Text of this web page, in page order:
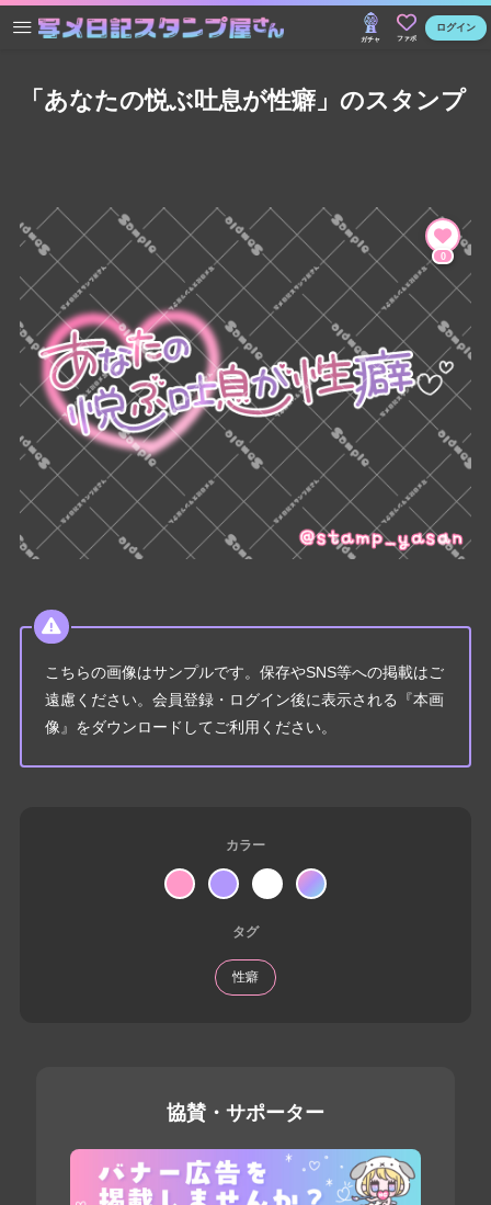
ガチャ ファボ
ログイン
「あなたの悦ぶ吐息が性癖」のスタンプ
0
こちらの画像はサンプルです。保存やSNS等への掲載はご
遠慮ください。会員登録・ログイン後に表示される『本画
像』をダウンロードしてご利用ください。
カラー
タグ
性癖
協賛・サポーター